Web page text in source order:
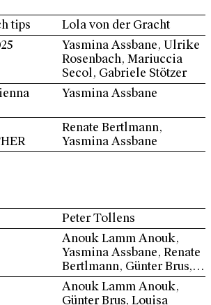
Gabriele Stötzer, Peter
Tollens, John Zinsser u.a.
tips
Lola von der Gracht
Yasmina Assbane, Ulrike
Rosenbach, Mariuccia
Secol, Gabriele Stötzer
Yasmina Assbane
Renate Bertlmann,
Yasmina Assbane
Peter Tollens
Anouk Lamm Anouk,
Yasmina Assbane, Renate
Bertlmann, Günter Brus,
Louisa Clement, Vlasta
Delimar, Georg Herold,
Anouk Lamm Anouk,
Günter Brus, Louisa